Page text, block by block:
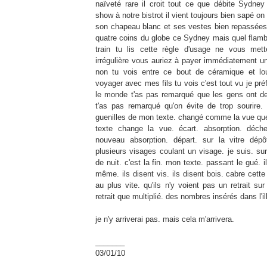
naïveté rare il croit tout ce que débite Sydney
show à notre bistrot il vient toujours bien sapé
son chapeau blanc et ses vestes bien
quatre coins du globe ceSydney mais quel
train tu lis cette règle d'usage ne vous
irrégulière vous auriez à payer immédiatement
non tu vois entre ce bout de céramique et
voyager avec mes fils tu vois c'est tout vu je
le monde t'as pas remarqué que les gens ont
t'as pas remarqué qu'on évite de trop
guenilles de mon texte. changé comme la vue
texte change la vue. écart. absorption.
nouveau absorption. départ. sur la vitre
plusieurs visages coulant un visage. je suis.
de nuit. c'est la fin. mon texte. passant le gué.
même. ils disent vis. ils disent bois. cabre
au plus vite. qu'ils n'y voient pas un retrait
retrait que multiplié. des nombres insérés dans
je n'y arriverai pas. mais cela m'arrivera.
03/01/10